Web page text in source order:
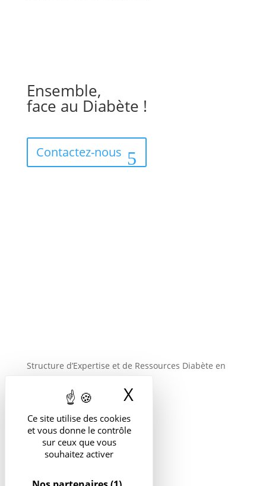
Ce site utilise des cookies
et vous donne le contrôle
sur ceux que vous
souhaitez activer
X
Ensemble,
face au Diabète !
Contactez-nous
Structure d’Expertise et de Ressources Diabète en